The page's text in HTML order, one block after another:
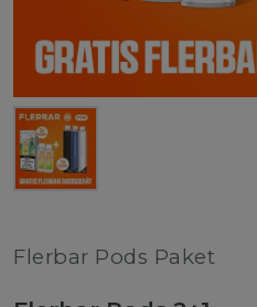
Flerbar Pods Paket